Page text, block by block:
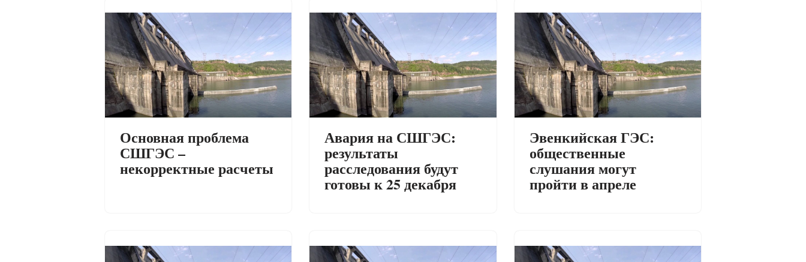
Основная проблема
СШГЭС –
некорректные расчеты
Авария на СШГЭС:
результаты
расследования будут
готовы к 25 декабря
Эвенкийская ГЭС:
общественные
слушания могут
пройти в апреле